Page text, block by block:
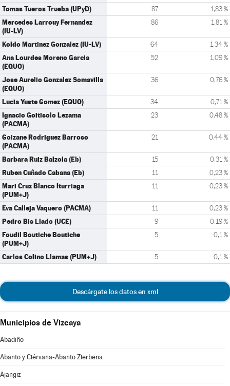
Tomas Tueros Trueba (UPyD) 87 1,83 %
Mercedes Larrouy Fernandez
(IU-LV)
86 1,81 %
Koldo Martinez Gonzalez (IU-LV) 64 1,34 %
Ana Lourdes Moreno Garcia
(EQUO)
52 1,09 %
Jose Aurelio Gonzalez Somavilla
(EQUO)
36 0,76 %
Lucia Yuste Gomez (EQUO) 34 0,71 %
Ignacio Goitisolo Lezama
(PACMA)
23 0,48 %
Goizane Rodriguez Barroso
(PACMA)
21 0,44 %
Barbara Ruiz Balzola (Eb) 15 0,31 %
Ruben Cuñado Cabana (Eb) 11 0,23 %
Mari Cruz Blanco Iturriaga
(PUM+J)
11 0,23 %
Eva Calleja Vaquero (PACMA) 11 0,23 %
Pedro Bis Llado (UCE) 9 0,19 %
Foudil Boutiche Boutiche
(PUM+J)
5 0,1 %
Carlos Colino Llamas (PUM+J) 5 0,1 %
Descárgate los datos en xml
Municipios de Vizcaya
Abadiño
Abanto y Ciérvana-Abanto Zierbena
Ajangiz